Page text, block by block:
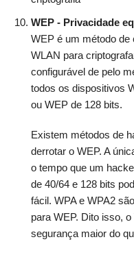
WEP - Privacidade
WEP é um método de
WLAN para
configurável de pelo
todos os dispositivos
ou WEP de 128 bits.
Existem métodos de
derrotar o WEP. A
o tempo que um
de 40/64 e 128 bits
fácil. WPA e WPA2
para WEP. Dito isso,
segurança maior do